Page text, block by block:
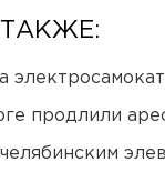
продлили